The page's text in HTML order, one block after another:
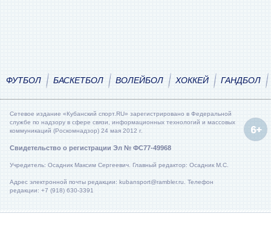
ФУТБОЛ БАСКЕТБОЛ ВОЛЕЙБОЛ ХОККЕЙ ГАНДБОЛ
Сетевое издание «Кубанский спорт.RU» зарегистрировано в Федеральной
службе по надзору в сфере связи, информационных технологий и массовых
коммуникаций (Роскомнадзор) 24 мая 2012 г.
Свидетельство о регистрации Эл № ФС77-49968
Учредитель: Осадник Максим Сергеевич. Главный редактор: Осадник М.С.
Адрес электронной почты редакции: kubansport@rambler.ru. Телефон
редакции: +7 (918) 630-3391